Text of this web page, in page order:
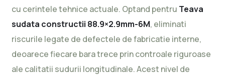
cu cerintele tehnice actuale. Optand pentru Teava
sudata constructii 88.9×2.9mm-6M, eliminati
riscurile legate de defectele de fabricatie interne,
deoarece fiecare bara trece prin controale riguroase
ale calitatii sudurii longitudinale. Acest nivel de